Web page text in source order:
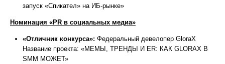
запуск «Спикател» на ИБ-рынке»
Номинация «PR в социальных медиа»
«Отличник конкурса»: Федеральный девелопер GloraX
Название проекта: «МЕМЫ, ТРЕНДЫ И ER: КАК GLORAX В
SMM МОЖЕТ»